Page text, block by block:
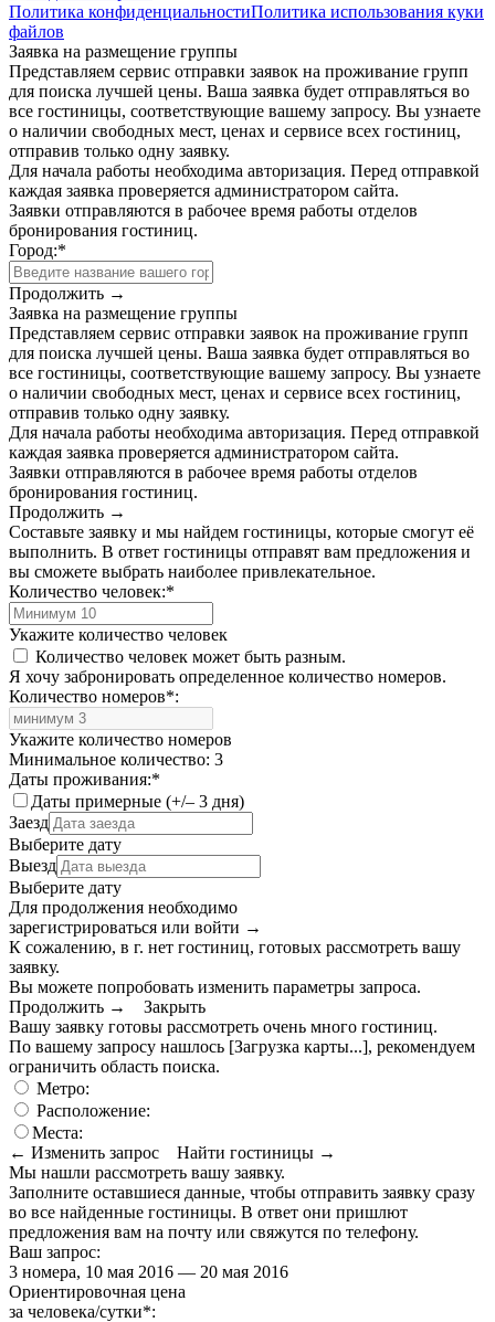
Политика конфиденциальностиПолитика использования куки
файлов
Заявка на размещение группы
Представляем сервис отправки заявок на проживание групп
для поиска лучшей цены. Ваша заявка будет отправляться во
все гостиницы, соответствующие вашему запросу. Вы узнаете
о наличии свободных мест, ценах и сервисе всех гостиниц,
отправив только одну заявку.
Для начала работы необходима авторизация. Перед отправкой
каждая заявка проверяется администратором сайта.
Заявки отправляются в рабочее время работы отделов
бронирования гостиниц.
Город:*
Продолжить →
Заявка на размещение группы
Представляем сервис отправки заявок на проживание групп
для поиска лучшей цены. Ваша заявка будет отправляться во
все гостиницы, соответствующие вашему запросу. Вы узнаете
о наличии свободных мест, ценах и сервисе всех гостиниц,
отправив только одну заявку.
Для начала работы необходима авторизация. Перед отправкой
каждая заявка проверяется администратором сайта.
Заявки отправляются в рабочее время работы отделов
бронирования гостиниц.
Продолжить →
Составьте заявку и мы найдем гостиницы, которые смогут её
выполнить. В ответ гостиницы отправят вам предложения и
вы сможете выбрать наиболее привлекательное.
Количество человек:*
Укажите количество человек
Количество человек может быть разным.
Я хочу забронировать определенное количество номеров.
Количество номеров*:
Укажите количество номеров
Минимальное количество: 3
Даты проживания:*
Даты примерные (+/– 3 дня)
Заезд
Выберите дату
Выезд
Выберите дату
Для продолжения необходимо
зарегистрироваться или войти →
К сожалению, в г. нет гостиниц, готовых рассмотреть вашу
заявку.
Вы можете попробовать изменить параметры запроса.
Продолжить →
Закрыть
Вашу заявку готовы рассмотреть очень много гостиниц.
По вашему запросу нашлось [Загрузка карты...], рекомендуем
ограничить область поиска.
Метро:
Расположение:
Места:
← Изменить запрос
Найти гостиницы →
Мы нашли рассмотреть вашу заявку.
Заполните оставшиеся данные, чтобы отправить заявку сразу
во все найденные гостиницы. В ответ они пришлют
предложения вам на почту или свяжутся по телефону.
Ваш запрос:
3 номера, 10 мая 2016 — 20 мая 2016
Ориентировочная цена
за человека/сутки*: